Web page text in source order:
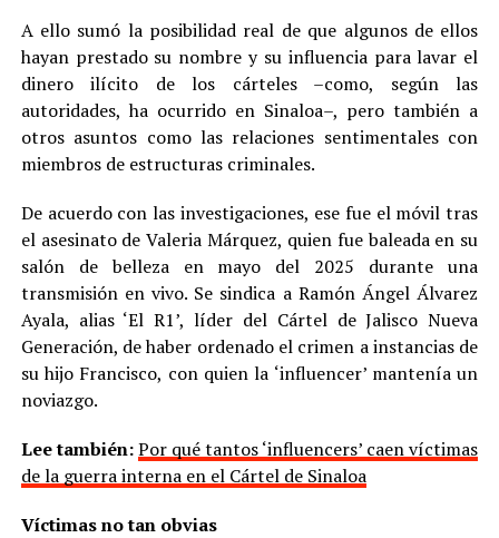
A ello sumó la posibilidad real de que algunos de ellos
hayan prestado su nombre y su influencia para lavar el
dinero ilícito de los cárteles –como, según las
autoridades, ha ocurrido en Sinaloa–, pero también a
otros asuntos como las relaciones sentimentales con
miembros de estructuras criminales.
De acuerdo con las investigaciones, ese fue el móvil tras
el asesinato de Valeria Márquez, quien fue baleada en su
salón de belleza en mayo del 2025 durante una
transmisión en vivo. Se sindica a Ramón Ángel Álvarez
Ayala, alias ‘El R1’, líder del Cártel de Jalisco Nueva
Generación, de haber ordenado el crimen a instancias de
su hijo Francisco, con quien la ‘influencer’ mantenía un
noviazgo.
Lee también:Por qué tantos ‘influencers’ caen víctimas
de la guerra interna en el Cártel de Sinaloa
Víctimas no tan obvias